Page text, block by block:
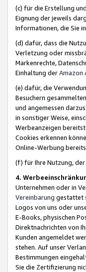
(c) für die Erstellung
Eignung der jeweils
Informationen, die Sie
(d) dafür, dass die
Verletzung oder
Markenrechte,
Einhaltung derAmazon
(e) dafür, die
Besuchern
und angemessen
in sonstiger Weise,
Werbeanzeigen
Cookies erkennen
Online-Werbung
(f) für Ihre Nutzung,
4.
Unternehmen oder in
Vereinbarung gestattet
Logos von uns oder
E-Books, physischen
Direktnachrichten von
Kunden angemeldet
stehen. Auf unser
Bestimmungen
Sie die Zertifizierung